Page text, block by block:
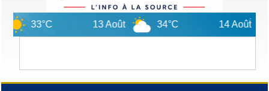
33°C 13 Août 34°C 14 Août